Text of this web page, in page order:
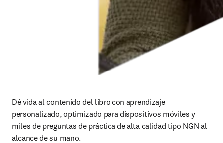
Dé vida al contenido del libro con aprendizaje
personalizado, optimizado para dispositivos móviles y
miles de preguntas de práctica de alta calidad tipo NGN al
alcance de su mano.